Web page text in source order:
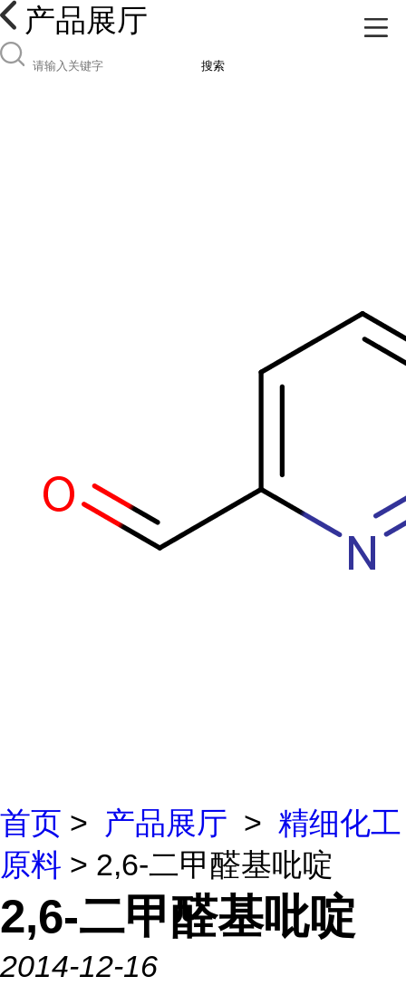
产品展厅
搜索
首页 > 产品展厅 > 精细化工
原料 > 2,6-二甲醛基吡啶
2,6-二甲醛基吡啶
2014-12-16